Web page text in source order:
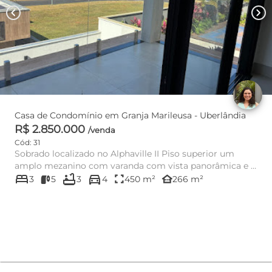
chevron_left chevron_right
Casa de Condomínio em Granja Marileusa - Uberlândia
R$ 2.850.000 /venda
Cód: 31
Sobrado localizado no Alphaville II Piso superior um
amplo mezanino com varanda com vista panorâmica e 1
suíte que pod...
bed3 5 bathtub3 directions_car4 fullscreen450 m² other_houses266 m²